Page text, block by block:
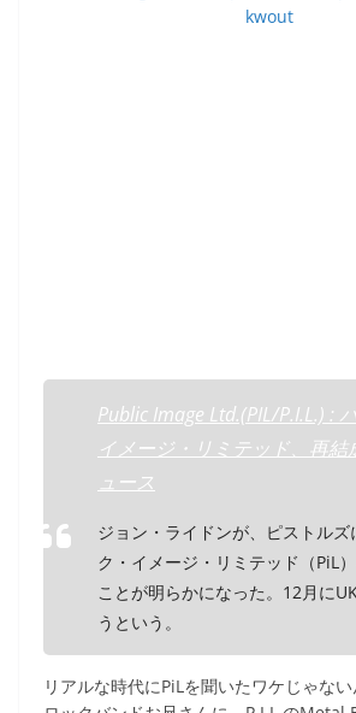
kwout
Public Image Ltd.(PIL/P.I.L.) :
イメージ・リミテッド、再結
ュース
ジョン・ライドンが、ピストルズ
ク・イメージ・リミテッド（PiL
ことが明らかになった。12月に
うという。
リアルな時代にPiLを聞いたワケじゃな